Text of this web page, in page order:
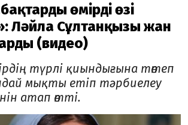
өмірдің өзі
Ләйла Сұлтанқызы жан
(видео)
түрлі қиындығына төтеп
мықты етіп тәрбиелеу
атап өтті.